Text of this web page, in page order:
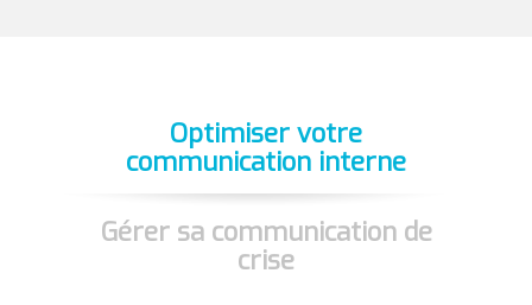
Optimiser votre
communication interne
Gérer sa communication de
crise